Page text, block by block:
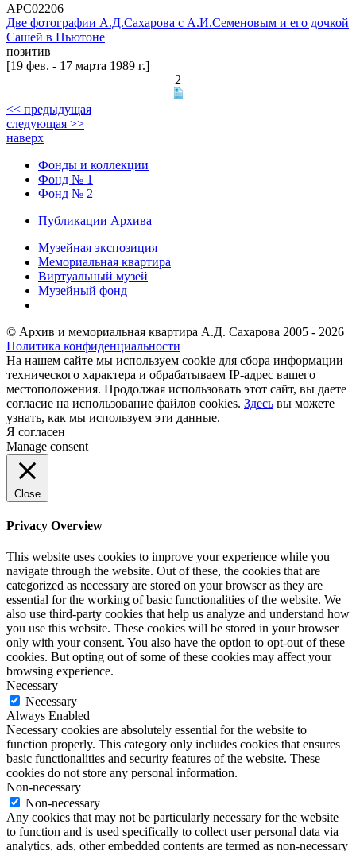
АРС02206
Две фотографии А.Д.Сахарова с А.И.Семеновым и его дочкой
Сашей в Ньютоне
позитив
[19 фев. - 17 марта 1989 г.]
2
<< предыдущая
следующая >>
наверх
Фонды и коллекции
Фонд № 1
Фонд № 2
Публикации Архива
Музейная экспозиция
Мемориальная квартира
Виртуальный музей
Музейный фонд
© Архив и мемориальная квартира А.Д. Сахарова 2005 - 2026
Политика конфиденциальности
На нашем сайте мы используем cookie для сбора информации
технического характера и обрабатываем IP-адрес вашего
местоположения. Продолжая использовать этот сайт, вы даете
согласие на использование файлов cookies. Здесь вы можете
узнать, как мы используем эти данные.
Я согласен
Manage consent
Close
Privacy Overview
This website uses cookies to improve your experience while you
navigate through the website. Out of these, the cookies that are
categorized as necessary are stored on your browser as they are
essential for the working of basic functionalities of the website. We
also use third-party cookies that help us analyze and understand how
you use this website. These cookies will be stored in your browser
only with your consent. You also have the option to opt-out of these
cookies. But opting out of some of these cookies may affect your
browsing experience.
Necessary
Necessary
Always Enabled
Necessary cookies are absolutely essential for the website to
function properly. This category only includes cookies that ensures
basic functionalities and security features of the website. These
cookies do not store any personal information.
Non-necessary
Non-necessary
Any cookies that may not be particularly necessary for the website
to function and is used specifically to collect user personal data via
analytics, ads, other embedded contents are termed as non-necessary